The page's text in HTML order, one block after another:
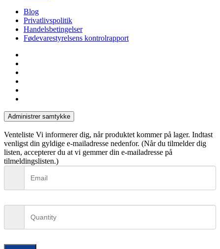
Blog
Privatlivspolitik
Handelsbetingelser
Fødevarestyrelsens kontrolrapport
Administrer samtykke
Venteliste Vi informerer dig, når produktet kommer på lager. Indtast
venligst din gyldige e-mailadresse nedenfor. (Når du tilmelder dig
listen, accepterer du at vi gemmer din e-mailadresse på
tilmeldingslisten.)